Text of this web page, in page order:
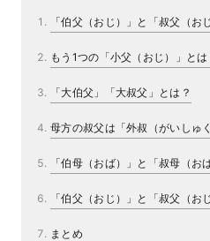
「伯父（おじ）」と「叔父（お
もう1つの「小父（おじ）」とは
「大伯父」「大叔父」とは？
母方の叔父は「外叔（がいしゅ
「伯母（おば）」と「叔母（お
「伯父（おじ）」と「叔父（お
まとめ